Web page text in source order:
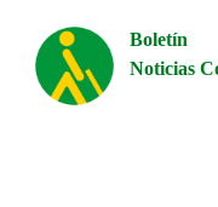
Boletín
Noticias